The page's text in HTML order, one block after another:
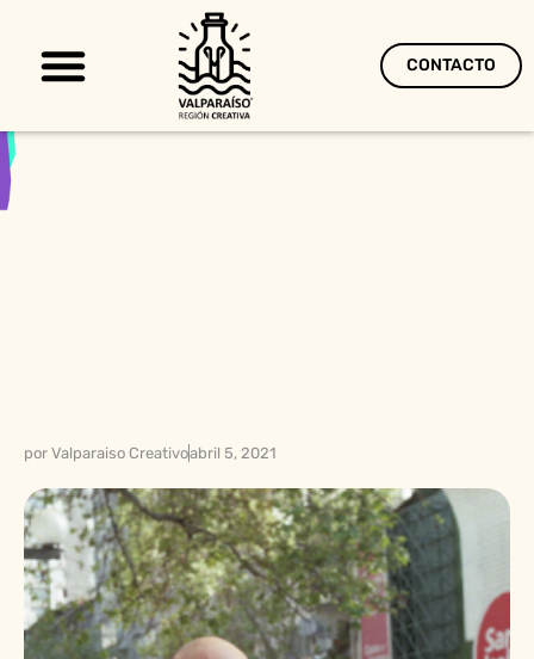
CONTACTO
por Valparaiso Creativoabril 5, 2021